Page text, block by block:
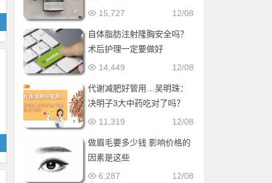
12/08
15,727
自体脂肪注射隆胸安全吗？
术后护理一定要做好
12/08
14,449
代谢减肥好管用…吴明珠：
决明子3大中药吃对了吗？
12/08
11,319
做眉毛要多少钱 影响价格的
因素是这些
12/08
6,287